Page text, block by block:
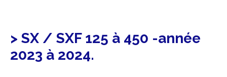
> SX / SXF 125 à 450 -année
2023 à 2024.